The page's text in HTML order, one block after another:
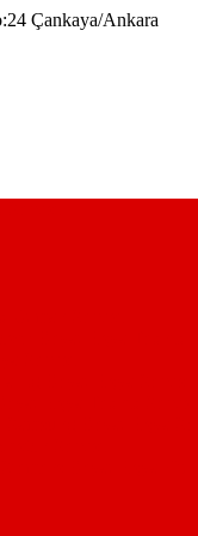
Çankaya/Ankara